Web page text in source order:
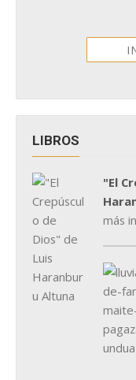
LIBROS
"El
más